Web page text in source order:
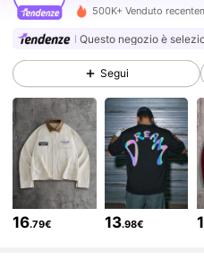
381K Follower
4.78 381K Follower
4.78 381K Follower
500K+ Venduto
Questo negozio è
Segui
16.79€ 13.98€